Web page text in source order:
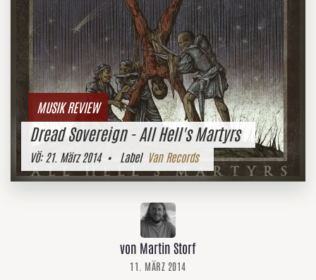
MUSIK REVIEW
Dread Sovereign - All Hell's Martyrs
VÖ:21. März 2014• Label Van Records
von Martin Storf
11. MÄRZ 2014